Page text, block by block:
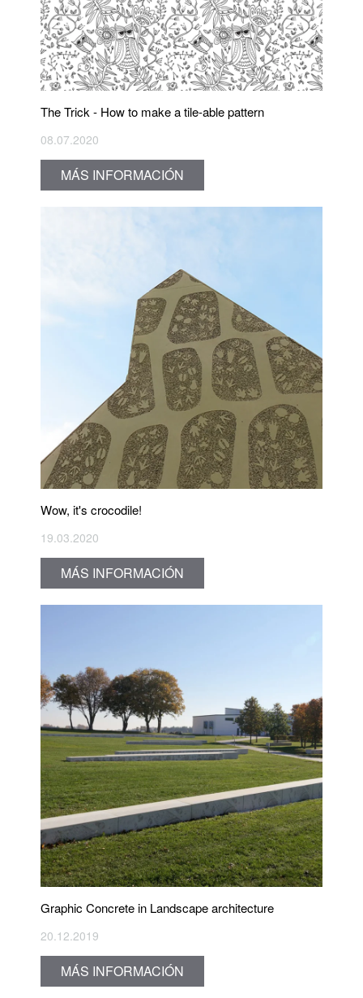
The Trick - How to make a tile-able pattern
08.07.2020
MÁS INFORMACIÓN
Wow, it's crocodile!
19.03.2020
MÁS INFORMACIÓN
Graphic Concrete in Landscape architecture
20.12.2019
MÁS INFORMACIÓN